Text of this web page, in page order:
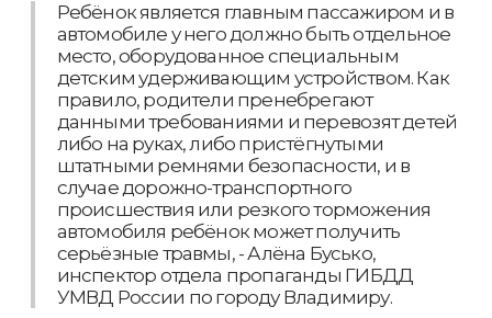
Ребёнок является главным пассажиром и в
автомобиле у него должно быть отдельное
место, оборудованное специальным
детским удерживающим устройством. Как
правило, родители пренебрегают
данными требованиями и перевозят детей
либо на руках, либо пристёгнутыми
штатными ремнями безопасности, и в
случае дорожно-транспортного
происшествия или резкого торможения
автомобиля ребёнок может получить
серьёзные травмы, - Алёна Бусько,
инспектор отдела пропаганды ГИБДД
УМВД России по городу Владимиру.